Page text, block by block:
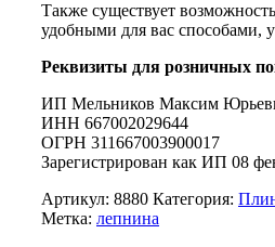
Также существует
удобными для вас способами,
Реквизиты для розничных
ИП Мельников Максим
ИНН 667002029644
ОГРН 311667003900017
Зарегистрирован как ИП 08
Артикул: 8880 Категория:
Метка: лепнина